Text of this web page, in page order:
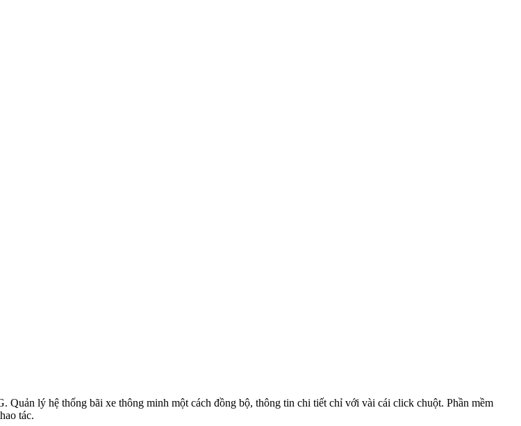
lý hệ thống bãi xe thông minh một cách đồng bộ, thông tin chi tiết chỉ với vài cái click chuột. Phần mềm
tác.